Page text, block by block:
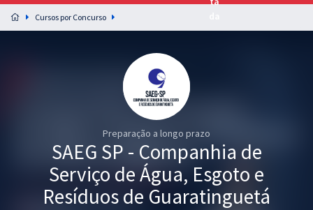
Preparação completa e intensiva para as principais
residências em saúde do Brasil
Graduação
Cursos por Concurso
Preparação a longo prazo
SAEG SP - Companhia de
Serviço de Água, Esgoto e
Resíduos de Guaratinguetá